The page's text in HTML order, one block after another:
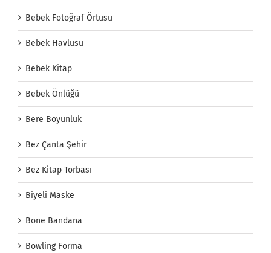
Bebek Fotoğraf Örtüsü
Bebek Havlusu
Bebek Kitap
Bebek Önlüğü
Bere Boyunluk
Bez Çanta Şehir
Bez Kitap Torbası
Biyeli Maske
Bone Bandana
Bowling Forma